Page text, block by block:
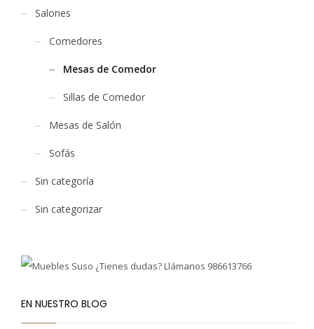
Salones
Comedores
Mesas de Comedor
Sillas de Comedor
Mesas de Salón
Sofás
Sin categoría
Sin categorizar
EN NUESTRO BLOG